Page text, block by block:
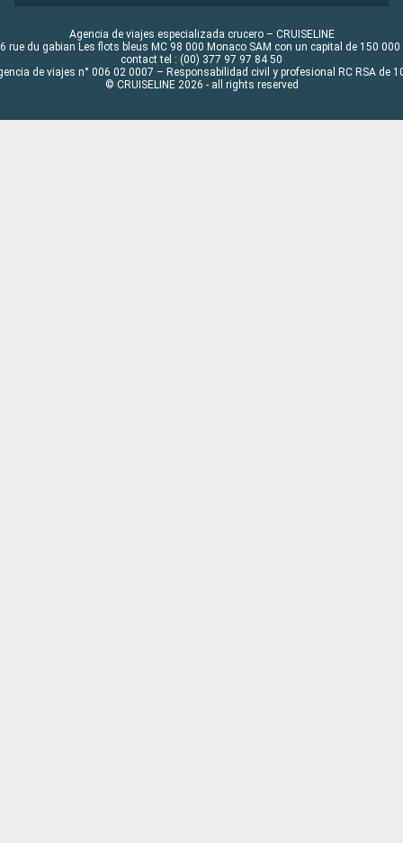
Agencia de viajes especializada crucero – CRUISELINE
rue du gabian Les flots bleus MC 98 000 Monaco SAM con un capital de 150 000
contact tel : (00) 377 97 97 84 50
de viajes n° 006 02 0007 – Responsabilidad civil y profesional RC RSA de
© CRUISELINE 2026 - all rights reserved